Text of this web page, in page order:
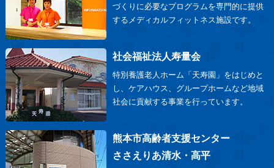
づくりに必要なプログラムを専門的に提供
するメディカルフィットネス施設です。
社会福祉法人寿量会
特別養護老人ホーム「天寿園」をはじめと
し、ケアハウス、グループホームなど地域
社会に貢献する事業を行っています。
熊本市高齢者支援センター
ささえりあ清水・高平